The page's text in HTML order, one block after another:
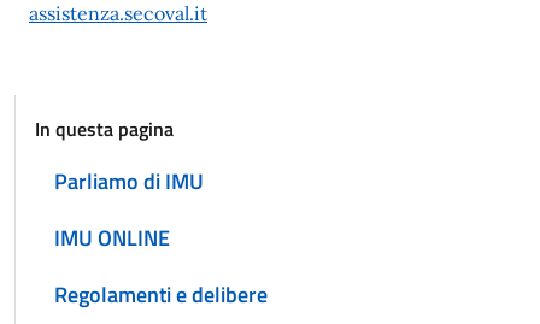
assistenza.secoval.it
In questa pagina
Parliamo di IMU
IMU ONLINE
Regolamenti e delibere